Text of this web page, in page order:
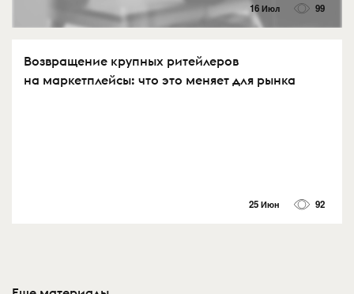
16 Июл 99
Возвращение крупных ритейлеров
на маркетплейсы: что это меняет для рынка
25 Июн 92